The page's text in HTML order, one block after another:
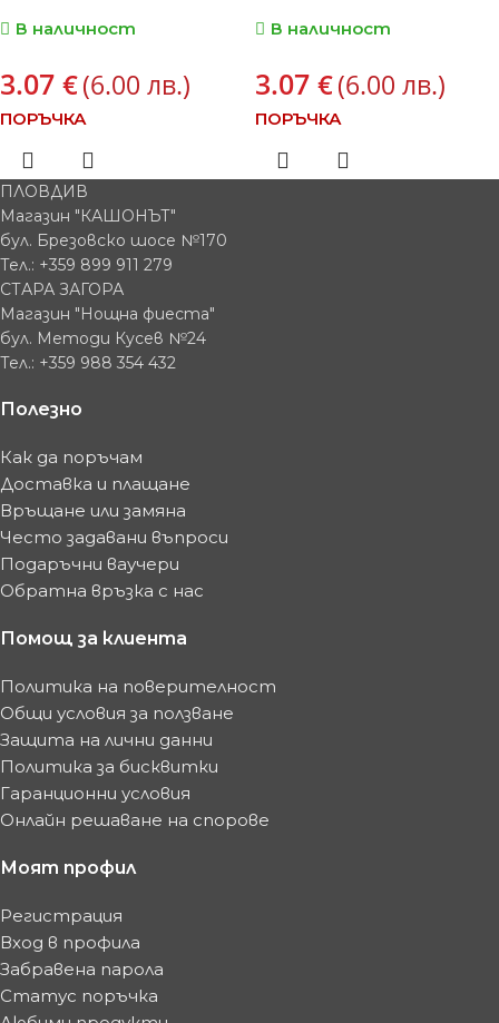
В наличност
3.07 €(6.00 лв.)
ПОРЪЧКА
В наличност
3.07 €(6.00 лв.)
ПОРЪЧКА
ПЛОВДИВ
Магазин "КАШОНЪТ"
бул. Брезовско шосе №170
Тел.: +359 899 911 279
СТАРА ЗАГОРА
Магазин "Нощна фиеста"
бул. Методи Кусев №24
Тел.: +359 988 354 432
Полезно
Как да поръчам
Доставка и плащане
Връщане или замяна
Често задавани въпроси
Подаръчни ваучери
Обратна връзка с нас
Помощ за клиента
Политика на поверителност
Общи условия за ползване
Защита на лични данни
Политика за бисквитки
Гаранционни условия
Онлайн решаване на спорове
Моят профил
Регистрация
Вход в профила
Забравена парола
Статус поръчка